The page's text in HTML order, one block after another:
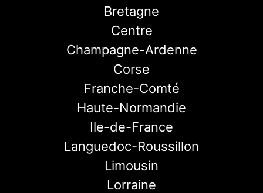
Bretagne
Centre
Champagne-Ardenne
Corse
Franche-Comté
Haute-Normandie
Ile-de-France
Languedoc-Roussillon
Limousin
Lorraine